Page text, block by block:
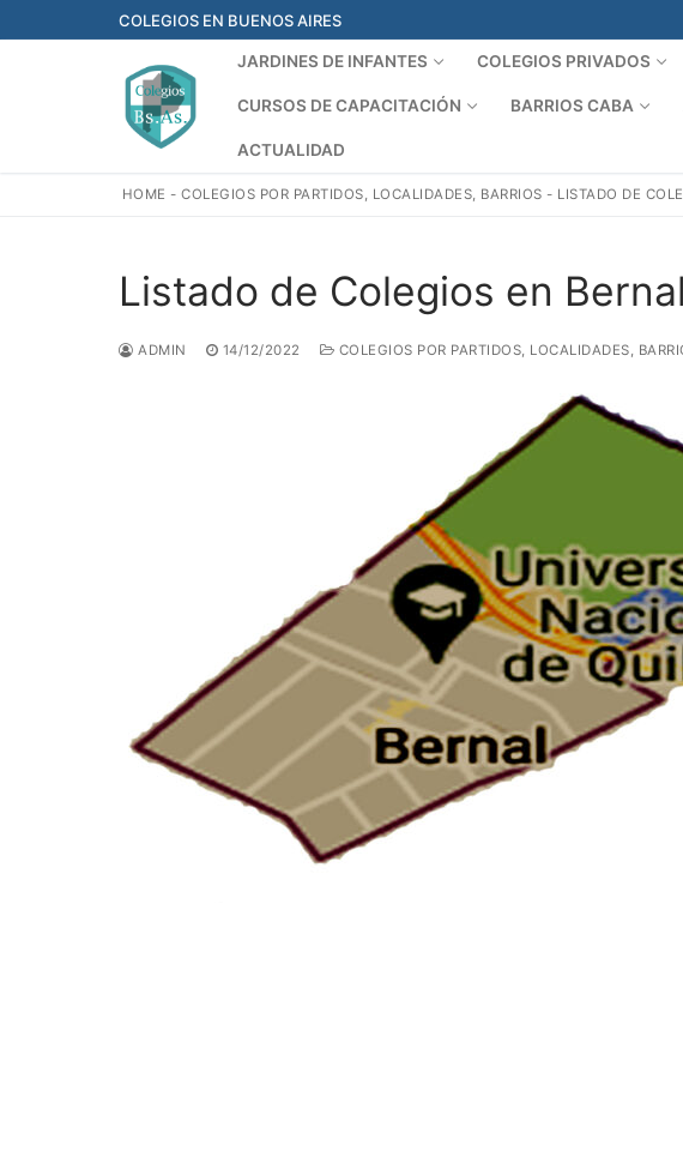
al
COLEGIOS EN BUENOS AIRES
JARDINES DE INFANTES COLEGIOS PRIVADOS
CURSOS DE CAPACITACIÓN BARRIOS CABA
ACTUALIDAD
HOME -COLEGIOS POR PARTIDOS, LOCALIDADES, BARRIOS - LISTADO DE
Listado de Colegios en Bernal
ADMIN 14/12/2022 COLEGIOS POR PARTIDOS, LOCALIDADES,